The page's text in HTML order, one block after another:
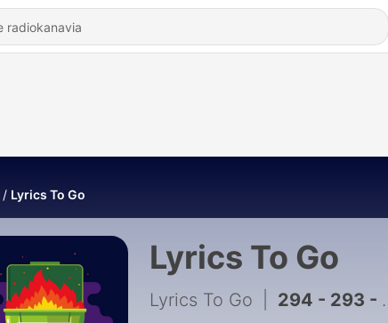
Lyrics To Go
Lyrics To Go
Lyrics To Go 294 - 293 - Jeremy